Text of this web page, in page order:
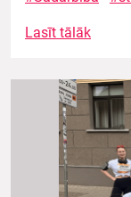
Lasīt tālāk